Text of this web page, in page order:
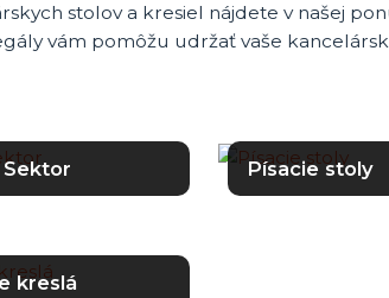
stolov a kresiel nájdete v našej
vám pomôžu udržať vaše
Písacie stoly
kreslá